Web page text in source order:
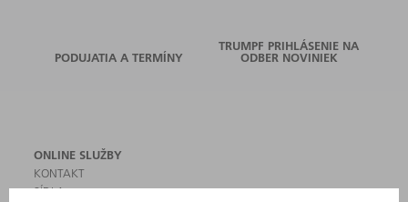
PODUJATIA A TERMÍNY
TRUMPF PRIHLÁSENIE NA
ODBER NOVINIEK
ONLINE SLUŽBY
KONTAKT
SÍDLA